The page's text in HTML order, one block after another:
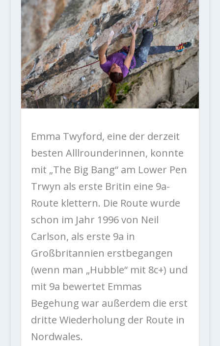
Emma Twyford, eine der derzeit
besten Alllrounderinnen, konnte
mit „The Big Bang“ am Lower Pen
Trwyn als erste Britin eine 9a-
Route klettern. Die Route wurde
schon im Jahr 1996 von Neil
Carlson, als erste 9a in
Großbritannien erstbegangen
(wenn man „Hubble“ mit 8c+) und
mit 9a bewertet Emmas
Begehung war außerdem die erst
dritte Wiederholung der Route in
Nordwales.